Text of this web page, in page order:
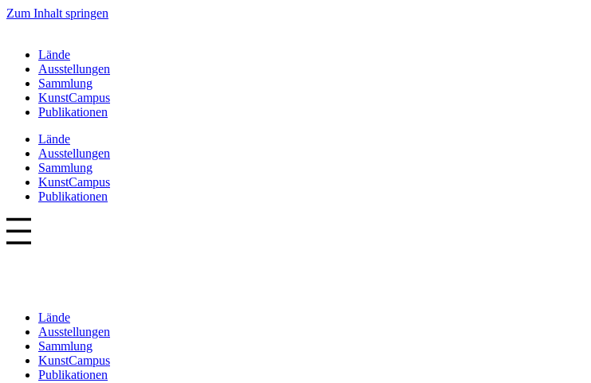
Zum Inhalt springen
Lände
Ausstellungen
Sammlung
KunstCampus
Publikationen
Lände
Ausstellungen
Sammlung
KunstCampus
Publikationen
Lände
Ausstellungen
Sammlung
KunstCampus
Publikationen